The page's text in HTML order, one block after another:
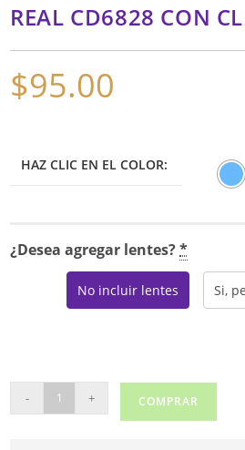
REAL CD6828 CON
$95.00
HAZ CLIC EN EL COLOR:
¿Desea agregar lentes?*
No incluir lentes Si,
CD6828
- + COMPRAR